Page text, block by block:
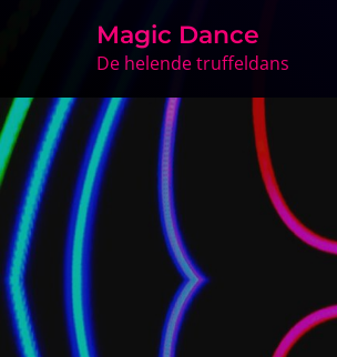
Magic Dance
De helende truffeldans